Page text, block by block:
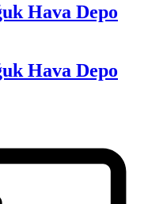
Hava Depo
Hava Depo